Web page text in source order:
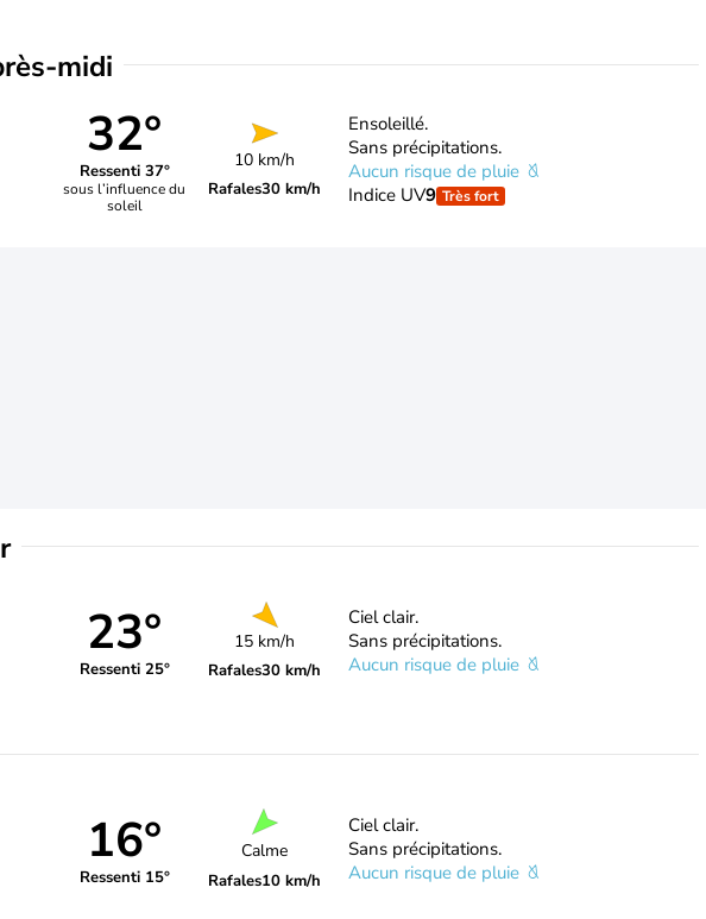
midi
32°
Ressenti 37°
sous l’influence du
soleil
10 km/h
Rafales30 km/h
Ensoleillé.
Sans précipitations.
Aucun risque de pluie
Indice UV9 Très fort
23°
Ressenti 25°
15 km/h
Rafales30 km/h
Ciel clair.
Sans précipitations.
Aucun risque de pluie
16°
Ressenti 15°
Calme
Rafales10 km/h
Ciel clair.
Sans précipitations.
Aucun risque de pluie